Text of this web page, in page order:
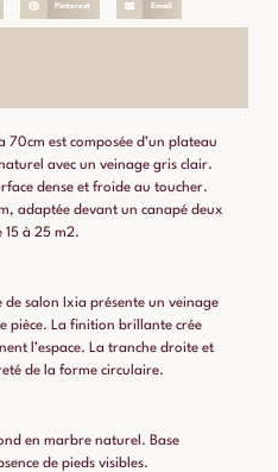
Pinterest Email
est composée d’un plateau
avec un veinage gris clair.
dense et froide au toucher.
adaptée devant un canapé deux
15 à 25 m2.
salon Ixia présente un veinage
pièce. La finition brillante crée
l’espace. La tranche droite et
de la forme circulaire.
en marbre naturel. Base
de pieds visibles.